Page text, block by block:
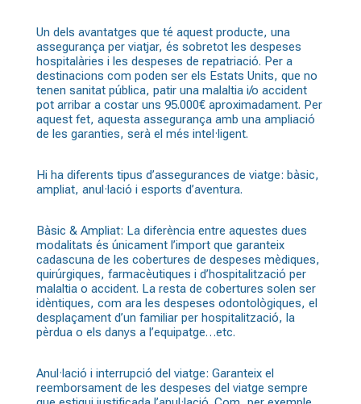
Un dels avantatges que té aquest producte, una
assegurança per viatjar, és sobretot les despeses
hospitalàries i les despeses de repatriació. Per a
destinacions com poden ser els Estats Units, que no
tenen sanitat pública, patir una malaltia i/o accident
pot arribar a costar uns 95.000€ aproximadament. Per
aquest fet, aquesta assegurança amb una ampliació
de les garanties, serà el més intel·ligent.
Hi ha diferents tipus d’assegurances de viatge: bàsic,
ampliat, anul·lació i esports d’aventura.
Bàsic & Ampliat: La diferència entre aquestes dues
modalitats és únicament l’import que garanteix
cadascuna de les cobertures de despeses mèdiques,
quirúrgiques, farmacèutiques i d’hospitalització per
malaltia o accident. La resta de cobertures solen ser
idèntiques, com ara les despeses odontològiques, el
desplaçament d’un familiar per hospitalització, la
pèrdua o els danys a l’equipatge…etc.
Anul·lació i interrupció del viatge: Garanteix el
reemborsament de les despeses del viatge sempre